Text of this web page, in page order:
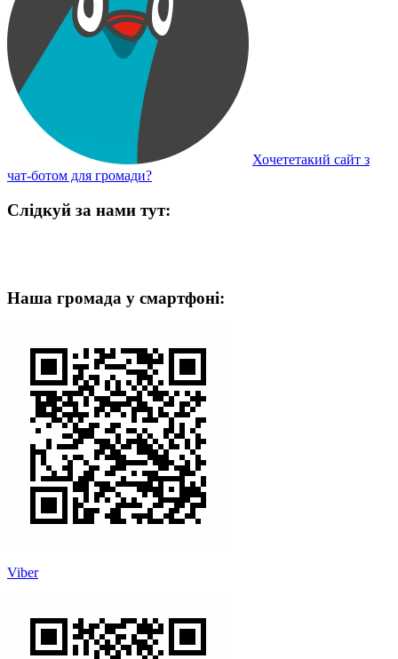
Хочететакий сайт з
чат-ботом для громади?
Слідкуй за нами тут:
Наша громада у смартфоні:
Viber